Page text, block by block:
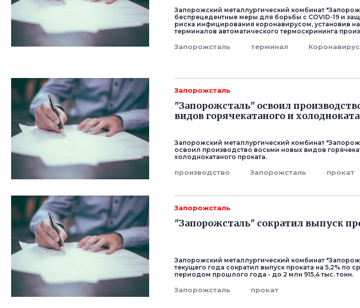
Запорожский металлургический комбинат
беспрецедентные меры для борьбы с COVID-19 и
риска инфицирования коронавирусом, установив
терминалов автоматического термоскрининга
Запорожсталь терминал Коронавирус
Запорожсталь
"Запорожсталь" освоил
видов горячекатаного и
Запорожский металлургический комбинат
освоил производство восьми новых видов
холоднокатаного проката.
производство Запорожсталь прокат
Запорожсталь
"Запорожсталь" сократил выпуск
Запорожский металлургический комбинат
текущего года сократил выпуск проката на 5,2% по
периодом прошлого года - до 2 млн 915,4 тыс. тонн.
Запорожсталь прокат